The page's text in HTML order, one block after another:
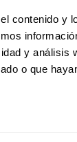
contenido y
y análisis
o que
DE VENTA